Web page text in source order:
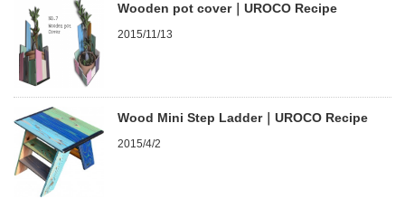
Wooden pot cover｜UROCO Recipe
2015/11/13
Wood Mini Step Ladder｜UROCO Recipe
2015/4/2